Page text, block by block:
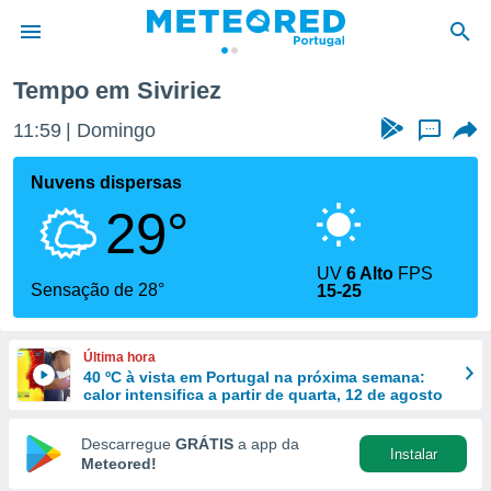
da
foi
fornecidas
a este
das
e
forma
digital
Tempo em Siviriez
11:59 Domingo ...
Nuvens dispersas
29°
Sensação de 28°
UV6 Alto FPS
15-25
Última hora
40 ºC à vista em Portugal na próxima semana:
calor intensifica a partir de quarta, 12 de agosto
Descarregue GRÁTIS a app da
Meteored!
Instalar